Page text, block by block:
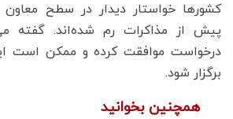
کشورها خواستار دیدار در سطح معاون
پیش از مذاکرات رم شده‌اند. گفته
درخواست موافقت کرده و ممکن است
برگزار شود.
همچنین بخوانید